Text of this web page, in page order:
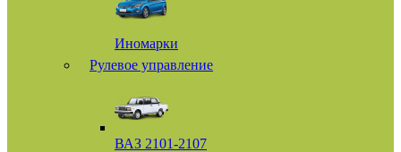
Иномарки
Рулевое управление
ВАЗ 2101-2107